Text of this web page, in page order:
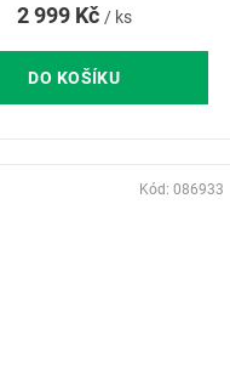
2 999 Kč / ks
DO KOŠÍKU
Kód: 086933